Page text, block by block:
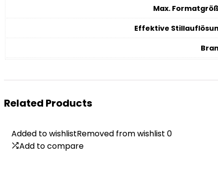
Max.
Effektive
Related Products
Added to wishlistRemoved from wishlist 0
Add to compare
Added to wishlistRemoved from wishlist 0
Add to compare